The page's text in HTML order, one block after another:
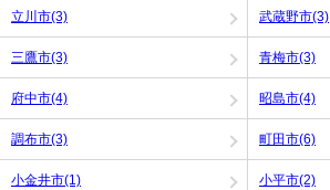
立川市(3) 武蔵野市(3)
三鷹市(3) 青梅市(3)
府中市(4) 昭島市(4)
調布市(3) 町田市(6)
小金井市(1) 小平市(2)